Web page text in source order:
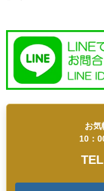
お気
10：